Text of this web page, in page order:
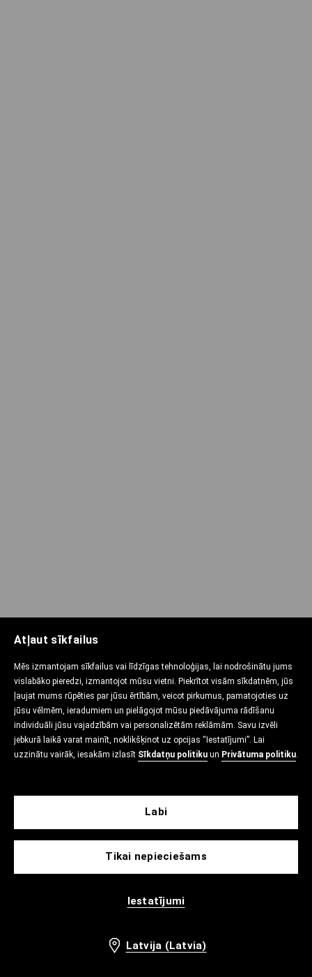
Atļaut sīkfailus
Mēs izmantojam sīkfailus vai līdzīgas tehnoloģijas, lai nodrošinātu jums
vislabāko pieredzi, izmantojot mūsu vietni. Piekrītot visām sīkdatnēm, jūs
ļaujat mums rūpēties par jūsu ērtībām, veicot pirkumus, pamatojoties uz
jūsu vēlmēm, ieradumiem un pielāgojot mūsu piedāvājuma rādīšanu
individuāli jūsu vajadzībām vai personalizētām reklāmām. Savu izvēli
jebkurā laikā varat mainīt, noklikšķinot uz opcijas “Iestatījumi”. Lai
uzzinātu vairāk, iesakām izlasīt Sīkdatņu politiku un Privātuma politiku.
Tikai nepieciešams
Iestatījumi
Labi
Latvija (Latvia)